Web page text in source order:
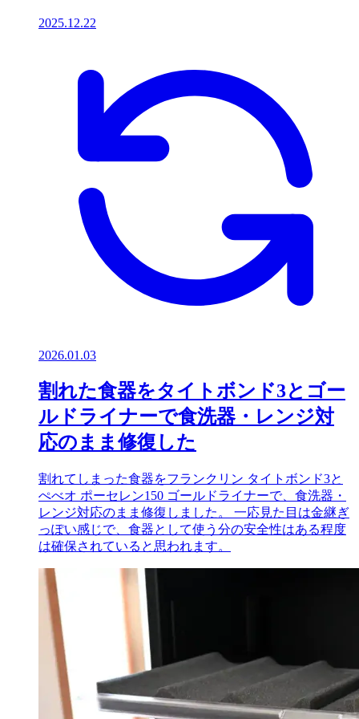
2025.12.22
2026.01.03
割れた食器をタイトボンド3とゴー
ルドライナーで食洗器・レンジ対
応のまま修復した
割れてしまった食器をフランクリン タイトボンド3と
ぺべオ ポーセレン150 ゴールドライナーで、食洗器・
レンジ対応のまま修復しました。 一応見た目は金継ぎ
っぽい感じで、食器として使う分の安全性はある程度
は確保されていると思われます。